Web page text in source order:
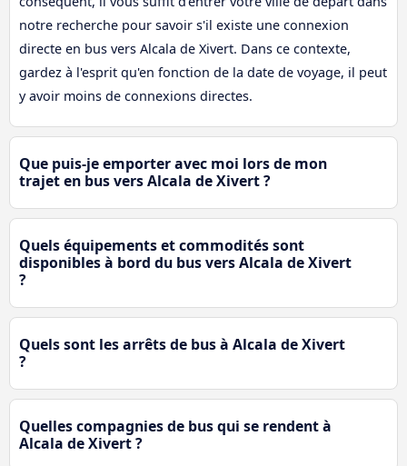
notre recherche pour savoir s'il existe une connexion
directe en bus vers Alcala de Xivert. Dans ce contexte,
gardez à l'esprit qu'en fonction de la date de voyage, il peut
y avoir moins de connexions directes.
Que puis-je emporter avec moi lors de mon
trajet en bus vers Alcala de Xivert ?
Quels équipements et commodités sont
disponibles à bord du bus vers Alcala de Xivert
?
Quels sont les arrêts de bus à Alcala de Xivert
?
Quelles compagnies de bus qui se rendent à
Alcala de Xivert ?